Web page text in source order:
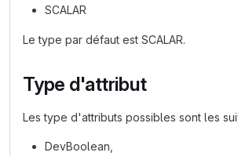
SCALAR
Le type par défaut est SCALAR.
Type d'attribut
Les type d'attributs possibles sont les
DevBoolean,